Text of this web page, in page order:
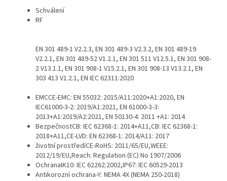
Schválení
RF
EN 301 489-1 V2.2.3, EN 301 489-3 V2.3.2, EN 301 489-19
V2.2.1, EN 301 489-52 V1.2.1, EN 301 511 V12.5.1, EN 301 908-
2 V13.1.1, EN 301 908-1 V15.2.1, EN 301 908-13 V13.2.1, EN
303 413 V1.2.1, EN IEC 62311:2020
EMCCE-EMC: EN 55032: 2015/A11:2020+A1:2020, EN
IEC61000-3-2: 2019/A1:2021, EN 61000-3-3:
2013+A1:2019/A2:2021, EN 50130-4: 2011 +A1: 2014
BezpečnostCB: IEC 62368-1: 2014+A11,CB: IEC 62368-1:
2018+A11,CE-LVD: EN 62368-1: 2014/A11: 2017
životní prostředíCE-RoHS: 2011/65/EU,WEEE:
2012/19/EU,Reach: Regulation (EC) No 1907/2006
OchranaIK10: IEC 62262:2002,IP67: IEC 60529-2013
Antikorozní ochrana-Y: NEMA 4X (NEMA 250-2018)